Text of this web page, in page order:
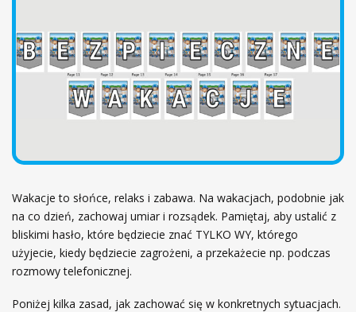
w
n
Wakacje to słońce, relaks i zabawa. Na wakacjach, podobnie jak
na co dzień, zachowaj umiar i rozsądek. Pamiętaj, aby ustalić z
bliskimi hasło, które będziecie znać TYLKO WY, którego
użyjecie, kiedy będziecie zagrożeni, a przekażecie np. podczas
rozmowy telefonicznej.
Poniżej kilka zasad, jak zachować się w konkretnych sytuacjach.